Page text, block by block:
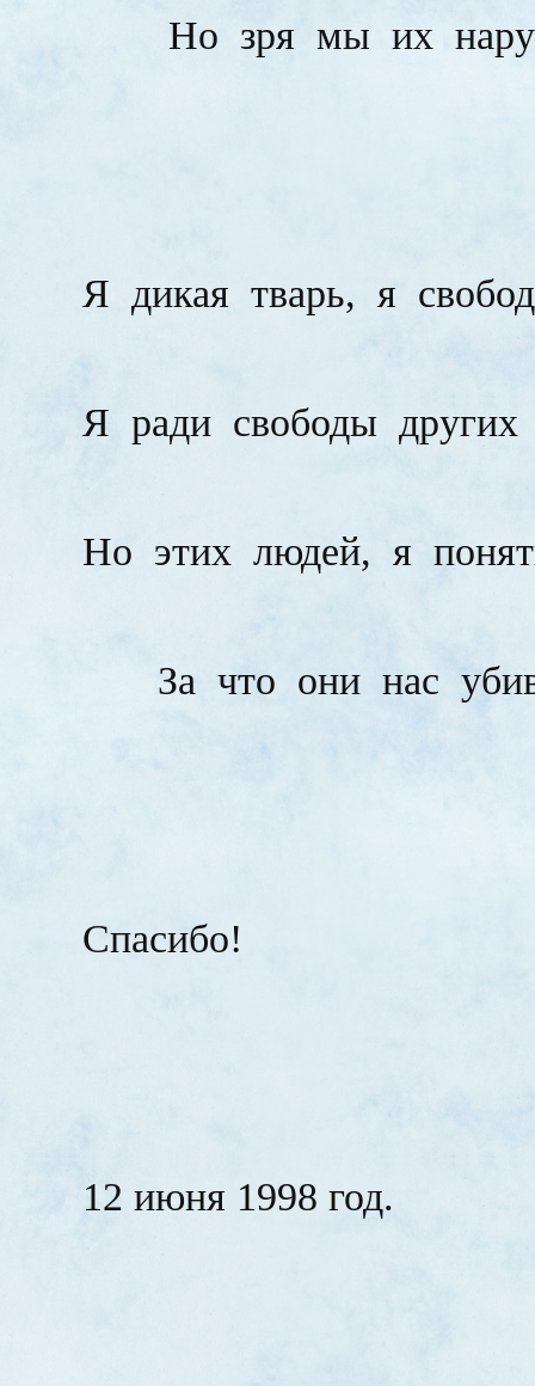
Но зря мы их
Я дикая тварь, я
Я ради свободы других
Но этих людей, я
За что они нас
Спасибо!
12 июня 1998 год.